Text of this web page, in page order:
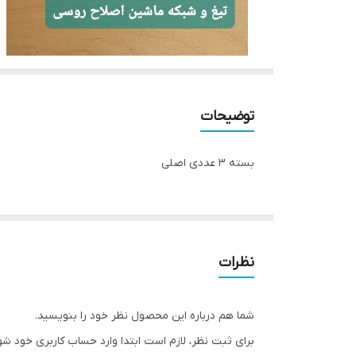
توضیحات
بسته ۳ عددی اصلی
نظرات
شما هم درباره این محصول نظر خود را بنویسید.
برای ثبت نظر، لازم است ابتدا وارد حساب کاربری خود